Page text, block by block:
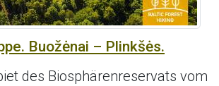
Buožėnai – Plinkšės.
des Biosphärenreservats vom